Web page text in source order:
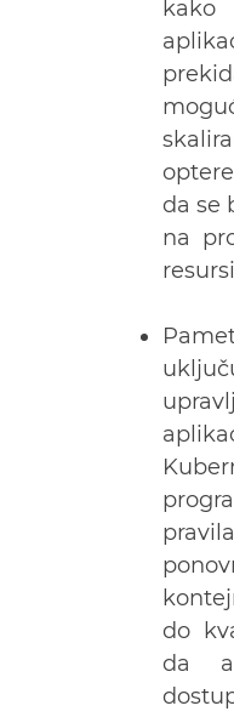
da se
na
do
da